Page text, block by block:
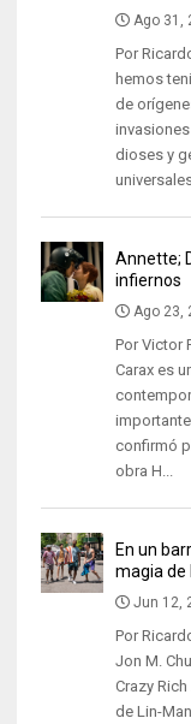
Ago 31,
Por
hemos
de
dioses y
Annette;
infiernos
Ago 23,
Por Victor
Carax es
confirmó
obra H...
En un
magia de
Jun 12,
Por
Jon M.
Crazy
de Lin-